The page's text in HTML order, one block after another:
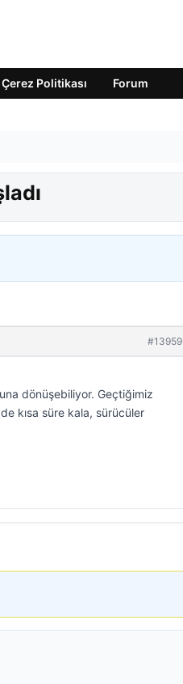
Çerez Politikası Forum
#13959
dönüşebiliyor. Geçtiğimiz
kısa süre kala, sürücüler